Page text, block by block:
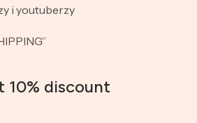
i youtuberzy
10% discount